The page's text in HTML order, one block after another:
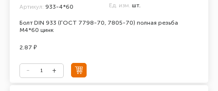
Болт DIN 933 (ГОСТ 7798-70, 7805-70) полная резьба
М4*60 цинк
Артикул: 933-4*60 Ед. изм. шт.
2.87 ₽